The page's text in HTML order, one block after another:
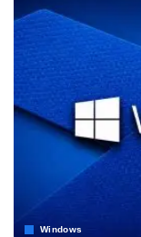
Windows